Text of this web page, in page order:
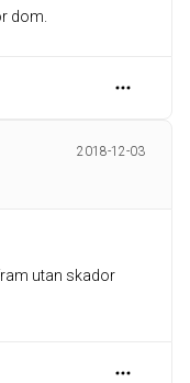
2018-12-03
utan skador